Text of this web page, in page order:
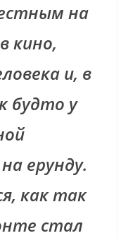
на
кино,
и, в
будто у
ерунду.
как так
стал